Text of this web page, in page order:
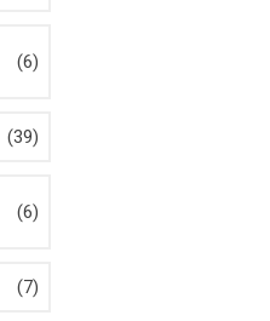
(6)
(39)
(6)
(7)